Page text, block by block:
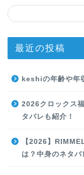
最近の投稿
keshiの年齢や年
2026クロックス
タバレも紹介！
【2026】
は？中身のネタバ